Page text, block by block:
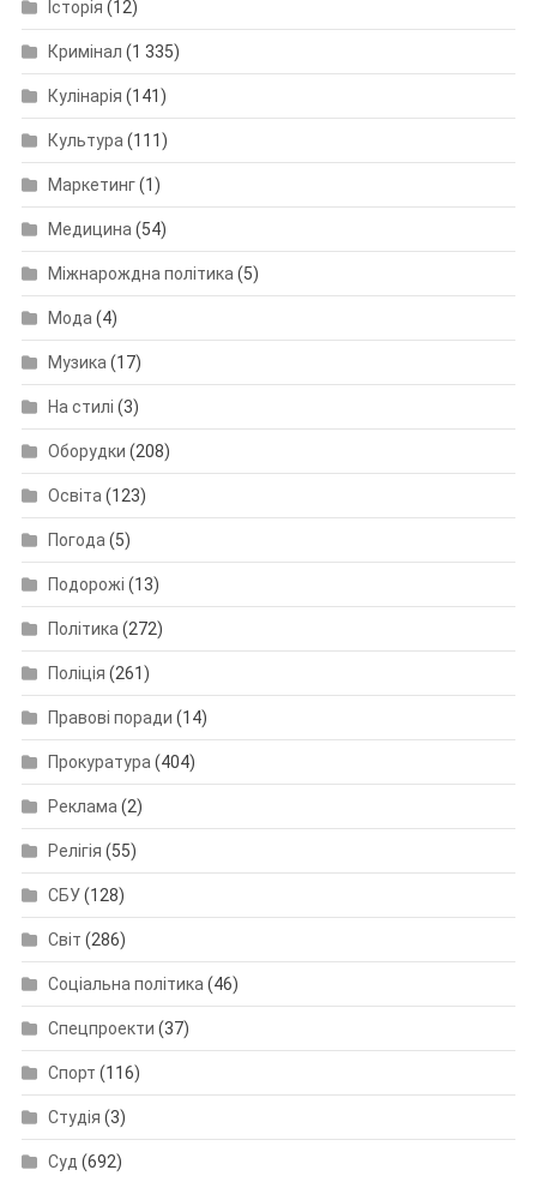
Історія (12)
Кримінал (1 335)
Кулінарія (141)
Культура (111)
Маркетинг(1)
Медицина (54)
Міжнарождна політика (5)
Мода (4)
Музика (17)
На стилі (3)
Оборудки (208)
Освіта (123)
Погода (5)
Подорожі (13)
Політика (272)
Поліція (261)
Правові поради (14)
Прокуратура (404)
Реклама (2)
Релігія (55)
СБУ(128)
Світ (286)
Соціальна політика (46)
Спецпроекти (37)
Спорт (116)
Студія (3)
Суд (692)